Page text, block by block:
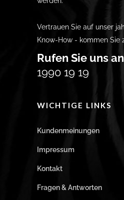
Vertrauen Sie auf unser
Know-How - kommen Sie
Rufen Sie uns an
1990 19 19
WICHTIGE LINKS
Kundenmeinungen
Impressum
Kontakt
Fragen & Antworten